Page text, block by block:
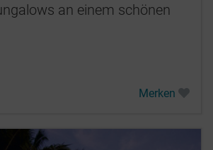
an einem schönen
Merken